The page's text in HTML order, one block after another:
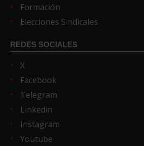
Formación
Elecciones Sindicales
REDES SOCIALES
X
Facebook
Telegram
Linkedin
Instagram
Youtube